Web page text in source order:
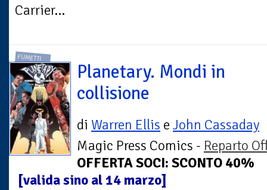
Carrier...
FUMETTI
Planetary. Mondi in
collisione
di Warren Ellis e John Cassaday
Magic Press Comics - Reparto
OFFERTA SOCI: SCONTO 40%
[valida sino al 14 marzo]